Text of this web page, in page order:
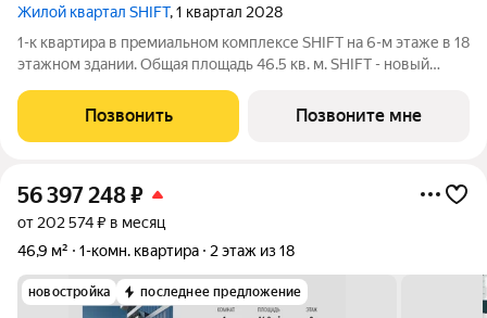
Жилой квартал SHIFT, 1 квартал 2028
1-к квартира в премиальном комплексе SHIFT на 6-м этаже в 18
этажном здании. Общая площадь 46.5 кв. м. SHIFT - новый
районе, в 300 м от Нескучного сада. Главная особенность
проекта - 5 башен, в
Позвонить Позвоните мне
56 397 248₽
от 202 574 ₽ в месяц
46,9 м²
1-комн. квартира 2 этаж из 18
новостройка последнее предложение